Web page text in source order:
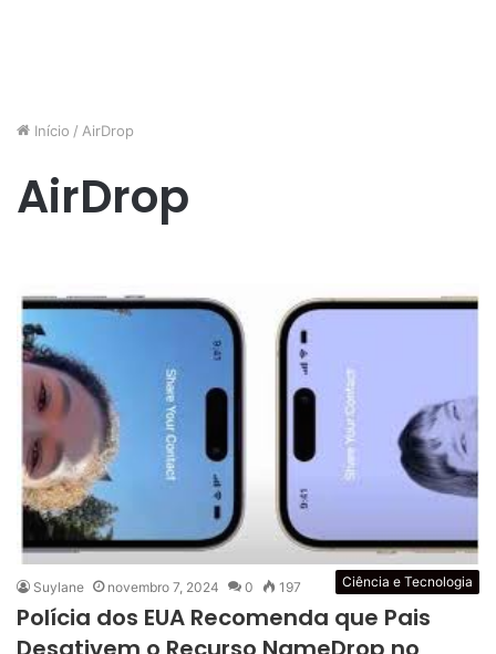
Início / AirDrop
AirDrop
Ciência e Tecnologia
Suylane novembro 7, 2024 0 197
Polícia dos EUA Recomenda que Pais